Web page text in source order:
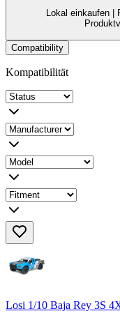
Lokal einkaufen |
Compatibility
Kompatibilität
Losi 1/10 Baja Rey 3S